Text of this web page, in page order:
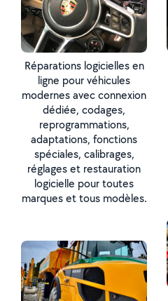
Réparations logicielles en
ligne pour véhicules
modernes avec connexion
dédiée, codages,
reprogrammations,
adaptations, fonctions
spéciales, calibrages,
réglages et restauration
logicielle pour toutes
marques et tous modèles.